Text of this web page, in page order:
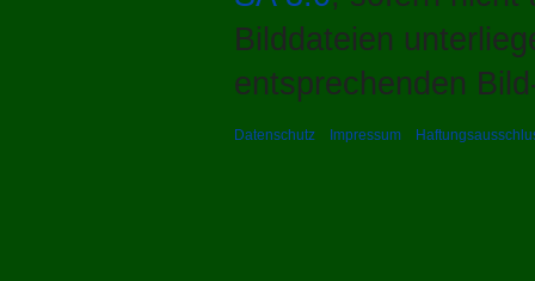
Bilddateien
entsprechenden
Datenschutz Impressum